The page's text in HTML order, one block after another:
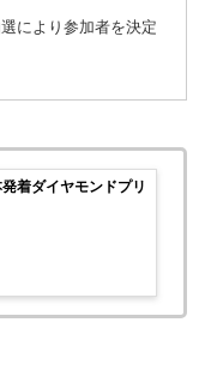
により参加者を決定
着ダイヤモンドプリ